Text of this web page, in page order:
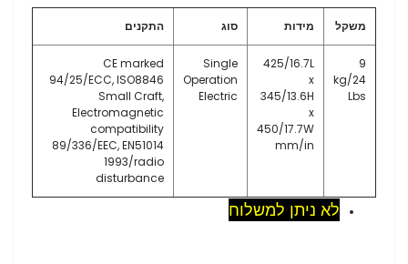
משקל מידות סוג התקנים
9
kg/24
Lbs
425/16.7L
x
345/13.6H
x
450/17.7W
mm/in
Single
Operation
Electric
CE marked
94/25/ECC, ISO8846
Small Craft,
Electromagnetic
compatibility
89/336/EEC, EN51014
1993/radio
disturbance
לא ניתן למשלוח